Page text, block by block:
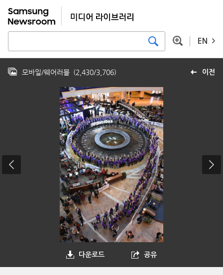
EN
이전
모바일/웨어러블 (2,430/3,706)
다운로드 공유